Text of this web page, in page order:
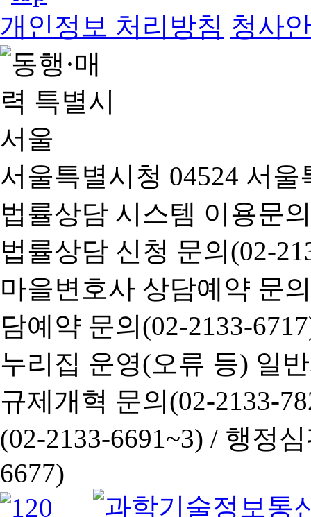
개인정보 처리방침 청사
서울특별시청 04524 서
법률상담 시스템 이용문
법률상담 신청 문의(02-
마을변호사 상담예약 문
담예약 문의(02-2133-
누리집 운영(오류 등) 일
규제개혁 문의(02-2133-
(02-2133-6691~3) / 행정심
6677)